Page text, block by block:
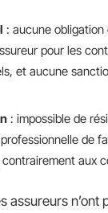
: aucune obligation
pour les
et aucune
: impossible de
professionnelle de
aux
assureurs n’ont